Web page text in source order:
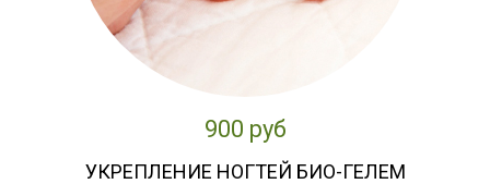
900 руб
УКРЕПЛЕНИЕ НОГТЕЙ БИО-ГЕЛЕМ